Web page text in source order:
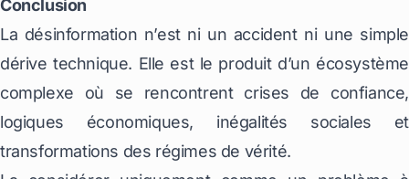
Conclusion
La désinformation n’est ni un accident ni une simple
dérive technique. Elle est le produit d’un écosystème
complexe où se rencontrent crises de confiance,
logiques économiques, inégalités sociales et
transformations des régimes de vérité.